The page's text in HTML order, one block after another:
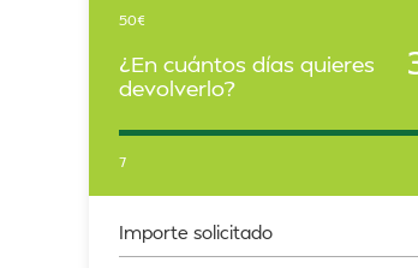
50€
¿En cuántos días quieres
devolverlo?
7
Importe solicitado